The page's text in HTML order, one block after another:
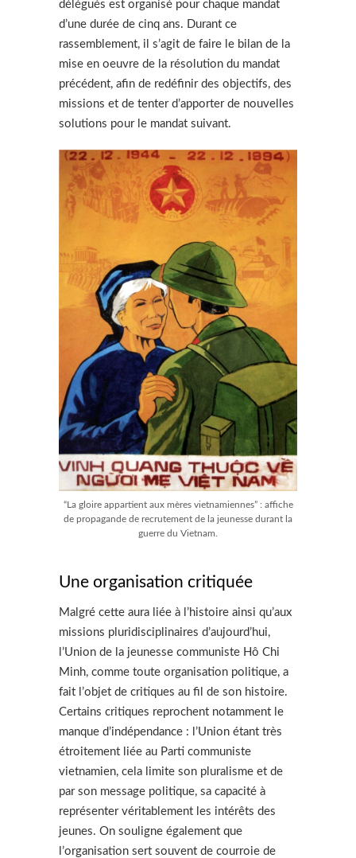
délégués est organisé pour chaque mandat
d’une durée de cinq ans. Durant ce
rassemblement, il s’agit de faire le bilan de la
mise en oeuvre de la résolution du mandat
précédent, afin de redéfinir des objectifs, des
missions et de tenter d’apporter de nouvelles
solutions pour le mandat suivant.
“La gloire appartient aux mères vietnamiennes” : affiche
de propagande de recrutement de la jeunesse durant la
guerre du Vietnam.
Une organisation critiquée
Malgré cette aura liée à l’histoire ainsi qu’aux
missions pluridisciplinaires d’aujourd’hui,
l’Union de la jeunesse communiste Hô Chi
Minh, comme toute organisation politique, a
fait l’objet de critiques au fil de son histoire.
Certains critiques reprochent notamment le
manque d’indépendance : l’Union étant très
étroitement liée au Parti communiste
vietnamien, cela limite son pluralisme et de
par son message politique, sa capacité à
représenter véritablement les intérêts des
jeunes. On souligne également que
l’organisation sert souvent de courroie de